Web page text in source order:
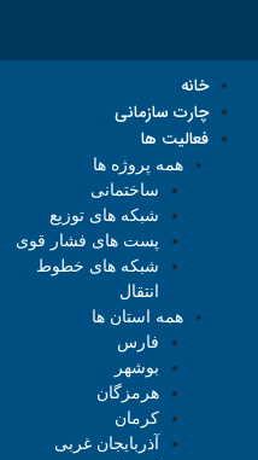
خانه
چارت سازمانی
فعالیت ها
همه پروژه ها
ساختمانی
شبکه های توزیع
پست های فشار قوی
شبکه های خطوط
انتقال
همه استان ها
فارس
بوشهر
هرمزگان
کرمان
آذربایجان غربی